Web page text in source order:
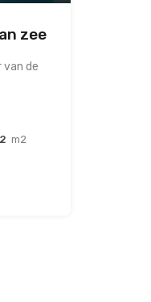
zee
de
m2